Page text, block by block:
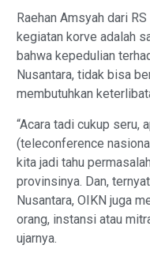
Raehan Amsyah dari
kegiatan korve adalah
bahwa kepedulian
Nusantara, tidak bisa
membutuhkan
“Acara tadi cukup seru,
(teleconference
kita jadi tahu
provinsinya. Dan,
Nusantara, OIKN juga
orang, instansi atau
ujarnya.